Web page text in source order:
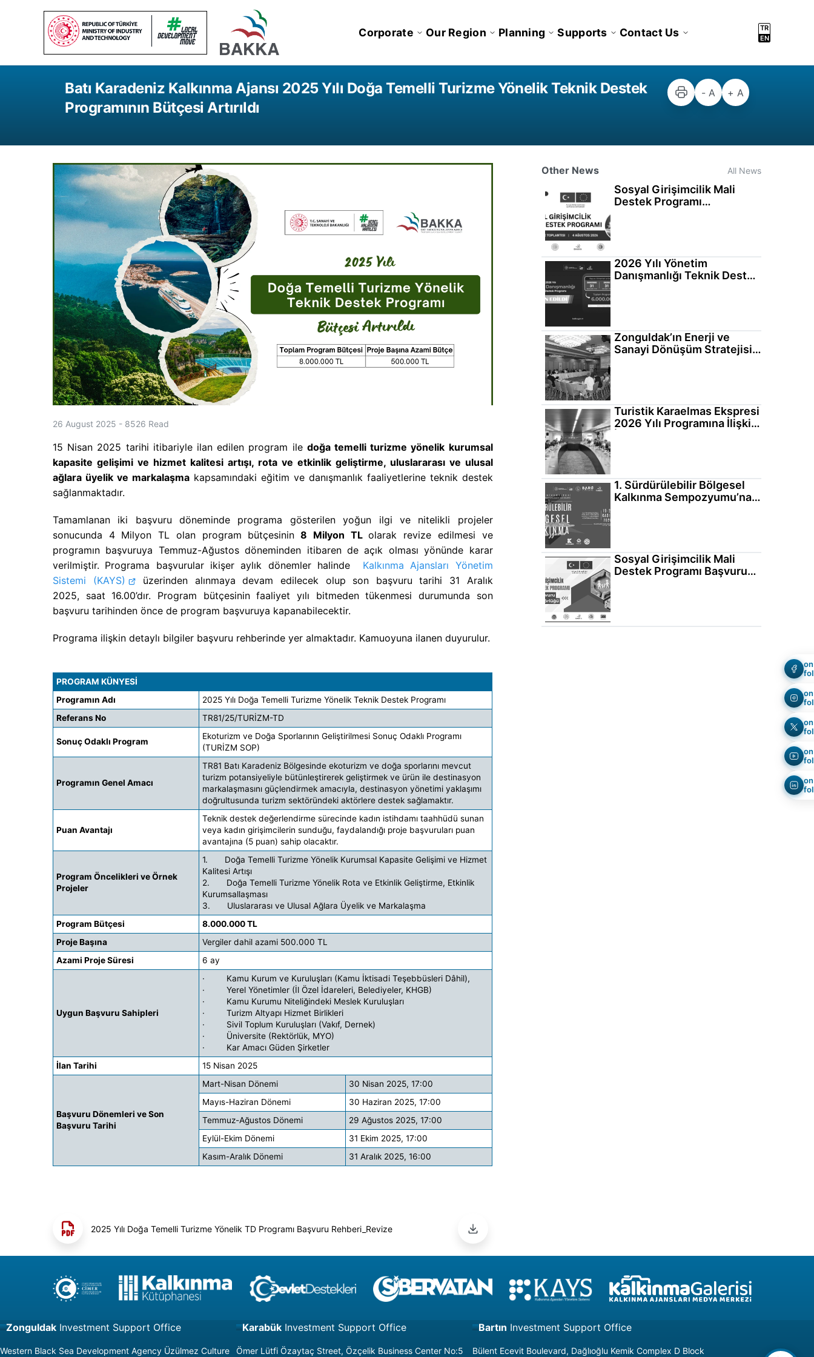
Corporate Our Region Planning Supports Contact Us
TR
EN
Batı Karadeniz Kalkınma Ajansı 2025 Yılı Doğa Temelli Turizme Yönelik Teknik Destek
Programının Bütçesi Artırıldı
- A + A
26 August 2025 - 8526 Read
15 Nisan 2025 tarihi itibariyle ilan edilen program ile doğa temelli turizme yönelik kurumsal
kapasite gelişimi ve hizmet kalitesi artışı, rota ve etkinlik geliştirme, uluslararası ve ulusal
ağlara üyelik ve markalaşmakapsamındaki eğitim ve danışmanlık faaliyetlerine teknik destek
sağlanmaktadır.
Tamamlanan iki başvuru döneminde programa gösterilen yoğun ilgi ve nitelikli projeler
sonucunda 4 Milyon TL olan program bütçesinin 8 Milyon TLolarak revize edilmesi ve
programın başvuruya Temmuz-Ağustos döneminden itibaren de açık olması yönünde karar
verilmiştir. Programa başvurular ikişer aylık dönemler halinde Kalkınma Ajansları Yönetim
Sistemi (KAYS)
üzerinden alınmaya devam edilecek olup son başvuru tarihi 31 Aralık
2025, saat 16.00’dır. Program bütçesinin faaliyet yılı bitmeden tükenmesi durumunda son
başvuru tarihinden önce de program başvuruya kapanabilecektir.
Programa ilişkin detaylı bilgiler başvuru rehberinde yer almaktadır. Kamuoyuna ilanen duyurulur.
PROGRAM KÜNYESİ
Programın Adı
2025 Yılı Doğa Temelli Turizme Yönelik Teknik Destek Programı
Referans No
TR81/25/TURİZM-TD
Sonuç Odaklı Program
Ekoturizm ve Doğa Sporlarının Geliştirilmesi Sonuç Odaklı Programı
(TURİZM SOP)
Programın Genel Amacı
TR81 Batı Karadeniz Bölgesinde ekoturizm ve doğa sporlarını mevcut
turizm potansiyeliyle bütünleştirerek geliştirmek ve ürün ile destinasyon
markalaşmasını güçlendirmek amacıyla, destinasyon yönetimi yaklaşımı
doğrultusunda turizm sektöründeki aktörlere destek sağlamaktır.
Puan Avantajı
Teknik destek değerlendirme sürecinde kadın istihdamı taahhüdü sunan
veya kadın girişimcilerin sunduğu, faydalandığı proje başvuruları puan
avantajına (5 puan) sahip olacaktır.
Program Öncelikleri ve Örnek
Projeler
1. Doğa Temelli Turizme Yönelik Kurumsal Kapasite Gelişimi ve Hizmet
Kalitesi Artışı
2. Doğa Temelli Turizme Yönelik Rota ve Etkinlik Geliştirme, Etkinlik
Kurumsallaşması
3. Uluslararası ve Ulusal Ağlara Üyelik ve Markalaşma
Program Bütçesi
8.000.000 TL
Proje Başına
Vergiler dahil azami 500.000 TL
Azami Proje Süresi
6 ay
Uygun Başvuru Sahipleri
· Kamu Kurum ve Kuruluşları (Kamu İktisadi Teşebbüsleri Dâhil),
· Yerel Yönetimler (İl Özel İdareleri, Belediyeler, KHGB)
· Kamu Kurumu Niteliğindeki Meslek Kuruluşları
· Turizm Altyapı Hizmet Birlikleri
· Sivil Toplum Kuruluşları (Vakıf, Dernek)
· Üniversite (Rektörlük, MYO)
· Kar Amacı Güden Şirketler
İlan Tarihi
15 Nisan 2025
Başvuru Dönemleri ve Son
Başvuru Tarihi
Mart-Nisan Dönemi
30 Nisan 2025, 17:00
Mayıs-Haziran Dönemi
30 Haziran 2025, 17:00
Temmuz-Ağustos Dönemi
29 Ağustos 2025, 17:00
Eylül-Ekim Dönemi
31 Ekim 2025, 17:00
Kasım-Aralık Dönemi
31 Aralık 2025, 16:00
2025 Yılı Doğa Temelli Turizme Yönelik TD Programı Başvuru Rehberi_Revize
Other News All News
Sosyal Girişimcilik Mali
Destek Programı
2026 Yılı Yönetim
Danışmanlığı Teknik Destek
Zonguldak’ın Enerji ve
Sanayi Dönüşüm Stratejisi
Turistik Karaelmas Ekspresi
2026 Yılı Programına İlişkin
1. Sürdürülebilir Bölgesel
Kalkınma Sempozyumu’na
Sosyal Girişimcilik Mali
Destek Programı Başvuru
Zonguldak Investment Support Office
Western Black Sea Development Agency Üzülmez Culture
Karabük Investment Support Office
Ömer Lütfi Özaytaç Street, Özçelik Business Center No:5
Bartın Investment Support Office
Bülent Ecevit Boulevard, Dağlıoğlu Kemik Complex D Block